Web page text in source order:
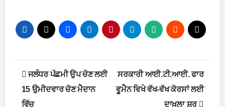
Post
navigation
ਜਲੰਧਰ ਪੱਛਮੀ ਉਪ ਚੋਣ ਲਈ
15 ਉਮੀਦਵਾਰ ਚੋਣ ਮੈਦਾਨ
ਵਿੱਚ
ਸਰਕਾਰੀ ਆਈ.ਟੀ.ਆਈ. ਫਾਰ
ਵੂਮੈਨ ਵਿਖੇ ਵੱਖ-ਵੱਖ ਕੋਰਸਾਂ ਲਈ
ਦਾਖ਼ਲਾ ਸ਼ੁਰੂ